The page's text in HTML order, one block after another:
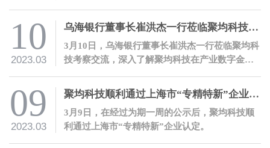
10
2023.03
乌海银行董事长崔洪杰一行莅临聚均科技考察交流
3月10日，乌海银行董事长崔洪杰一行莅临聚均科
技考察交流，深入了解聚均科技在产业数字金融
09
2023.03
聚均科技顺利通过上海市“专精特新”企业认定
3月9日，在经过为期一周的公示后，聚均科技顺
利通过上海市“专精特新”企业认定。